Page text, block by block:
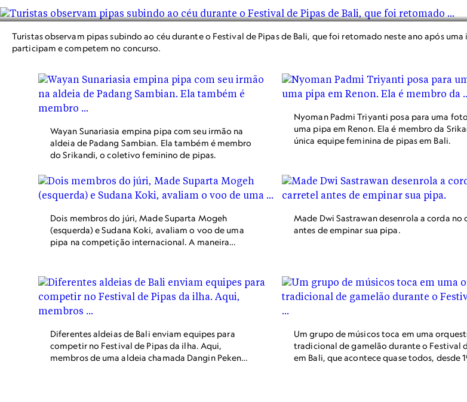
Turistas observam pipas subindo ao céu durante o Festival de Pipas de Bali, que foi retomado neste ano após
participam e competem no concurso.
Wayan Sunariasia empina pipa com seu irmão na
aldeia de Padang Sambian. Ela também é membro
do Srikandi, o coletivo feminino de pipas.
Nyoman Padmi Triyanti posa para uma
uma pipa em Renon. Ela é membro da
única equipe feminina de pipas em Bali.
Dois membros do júri, Made Suparta Mogeh
(esquerda) e Sudana Koki, avaliam o voo de uma
pipa na competição internacional. A maneira
Made Dwi Sastrawan desenrola a corda no
antes de empinar sua pipa.
Diferentes aldeias de Bali enviam equipes para
competir no Festival de Pipas da ilha. Aqui,
membros de uma aldeia chamada Dangin Peken
Um grupo de músicos toca em uma
tradicional de gamelão durante o Festival
em Bali, que acontece quase todos, desde